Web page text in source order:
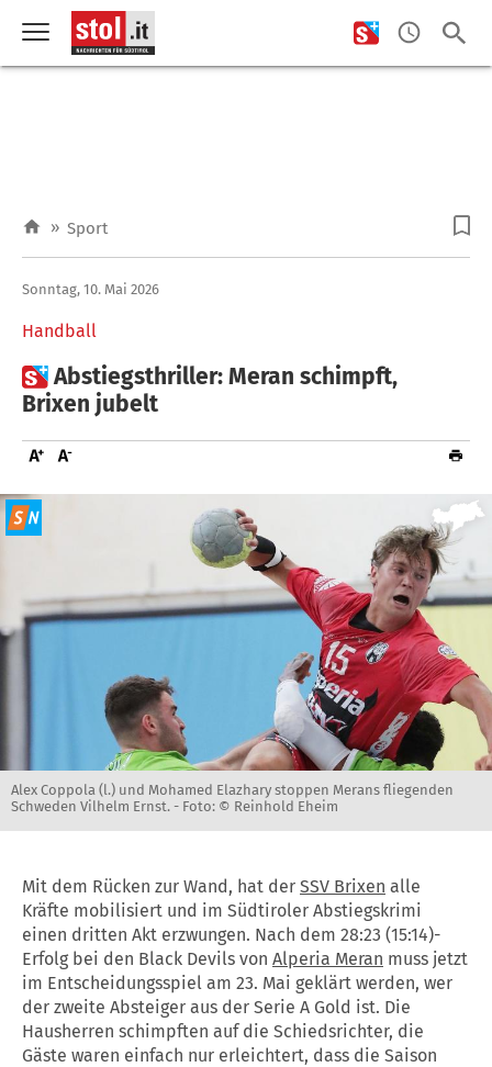
» Sport
Handball
Sonntag, 10. Mai 2026
Abstiegsthriller: Meran schimpft,
Brixen jubelt
Alex Coppola (l.) und Mohamed Elazhary stoppen Merans fliegenden
Schweden Vilhelm Ernst. - Foto: © Reinhold Eheim
Mit dem Rücken zur Wand, hat der SSV Brixen alle
Kräfte mobilisiert und im Südtiroler Abstiegskrimi
einen dritten Akt erzwungen. Nach dem 28:23 (15:14)-
Erfolg bei den Black Devils von Alperia Meran muss jetzt
im Entscheidungsspiel am 23. Mai geklärt werden, wer
der zweite Absteiger aus der Serie A Gold ist. Die
Hausherren schimpften auf die Schiedsrichter, die
Gäste waren einfach nur erleichtert, dass die Saison